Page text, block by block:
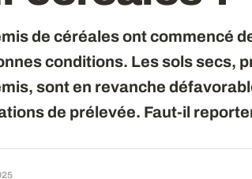
de céréales ont commencé
conditions. Les sols secs,
sont en revanche
de prélevée. Faut-il